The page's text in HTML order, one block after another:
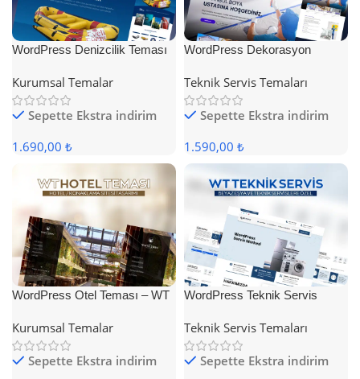
WordPress Denizcilik Teması
Kurumsal Temalar
Sepette Ekstra indirim
1.690,00 ₺
WordPress Dekorasyon
Teknik Servis Temaları
Sepette Ekstra indirim
1.590,00 ₺
WordPress Otel Teması – WT
Kurumsal Temalar
Sepette Ekstra indirim
WordPress Teknik Servis
Teknik Servis Temaları
Sepette Ekstra indirim